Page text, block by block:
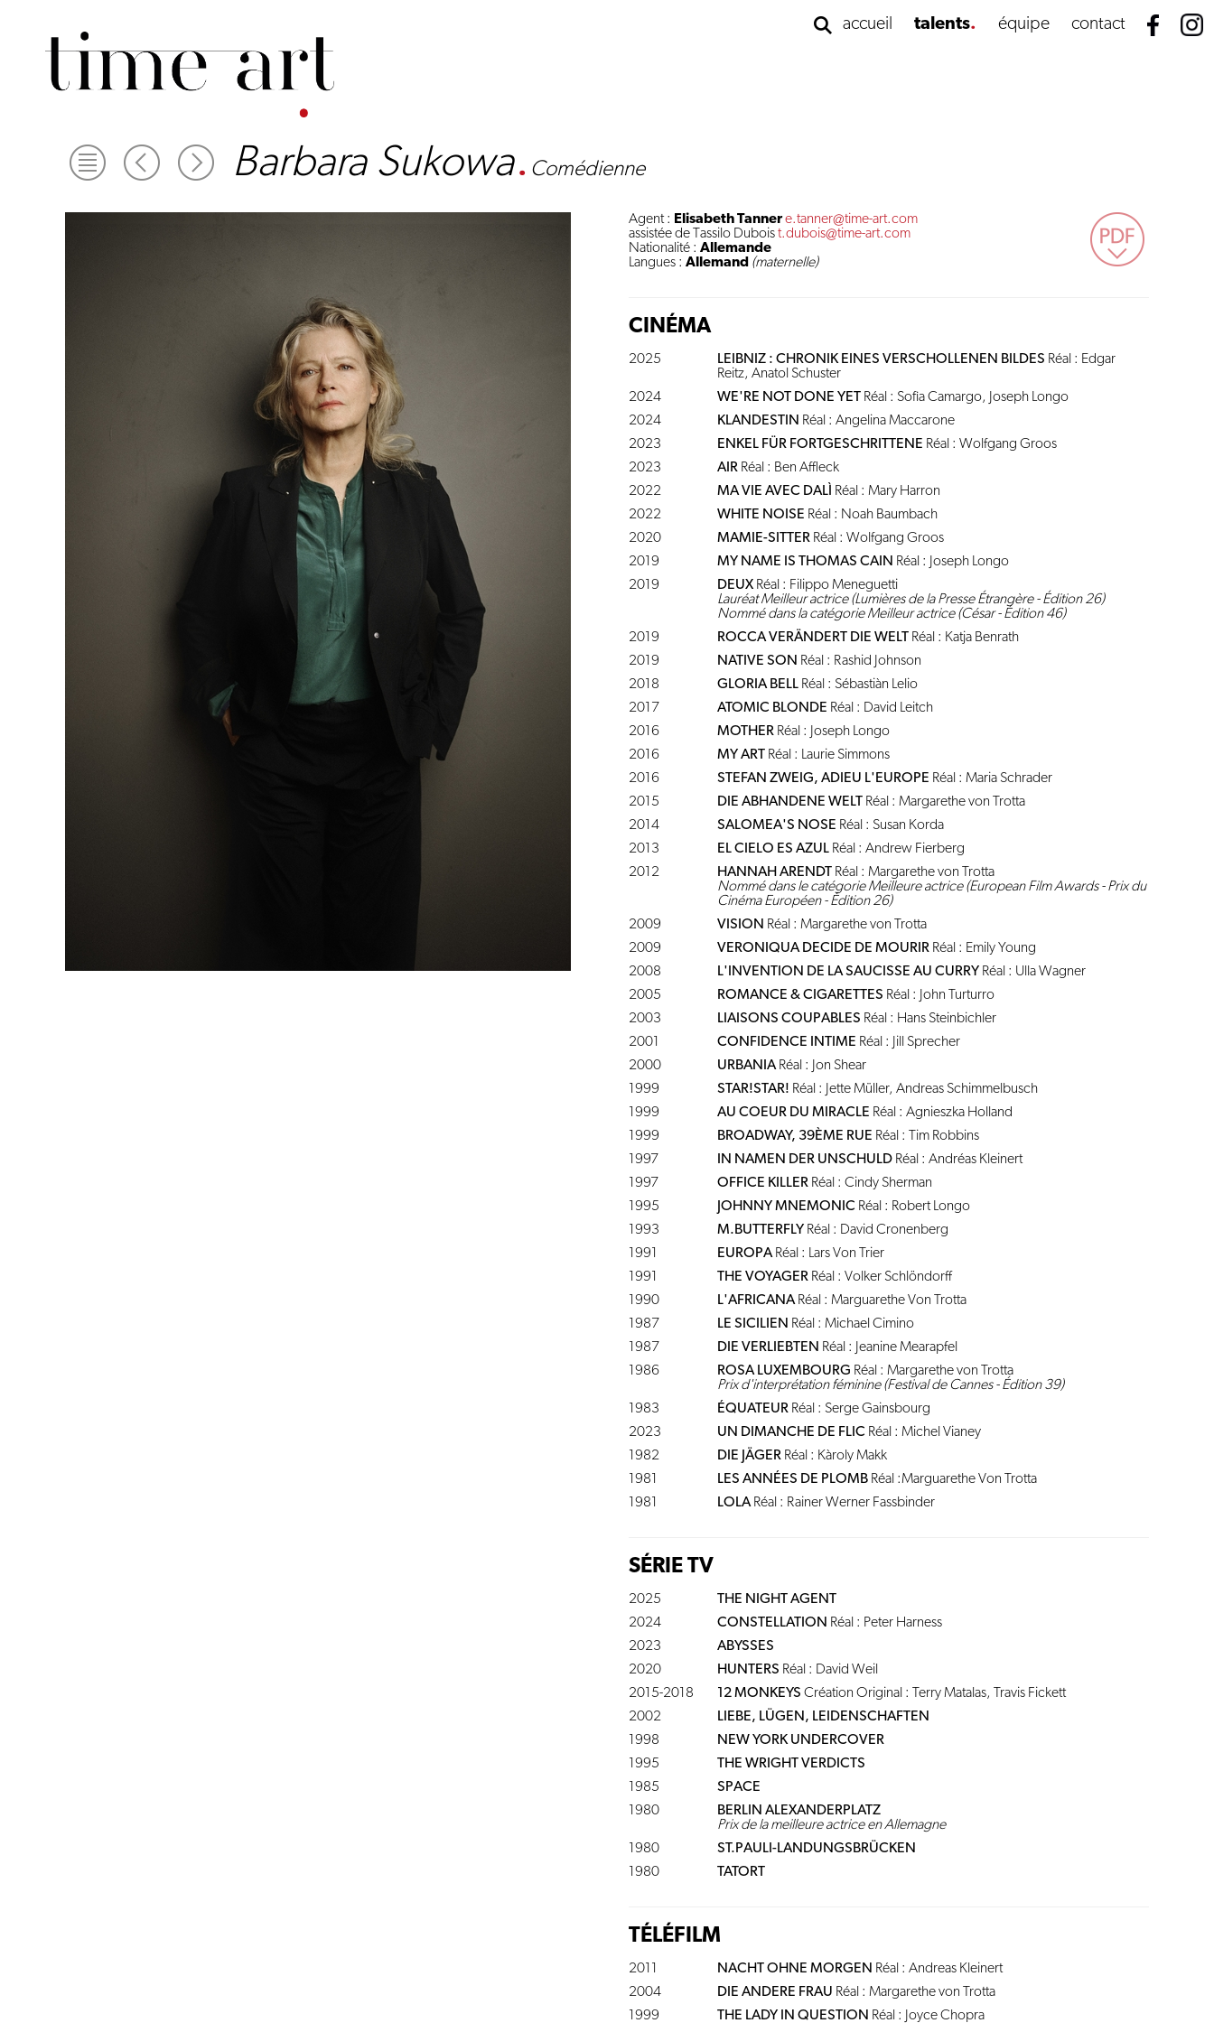
accueil talents équipe contact
Barbara Sukowa . Comédienne
Agent : Elisabeth Tannere.tanner@time-art.com
assistée de Tassilo Duboist.dubois@time-art.com
Nationalité : Allemande
Langues : Allemand (maternelle)
CINÉMA
2025 LEIBNIZ : CHRONIK EINES VERSCHOLLENEN BILDES Réal : Edgar
Reitz, Anatol Schuster
2024
WE'RE NOT DONE YET Réal : Sofia Camargo, Joseph Longo
2024
KLANDESTIN Réal : Angelina Maccarone
2023
ENKEL FÜR FORTGESCHRITTENE Réal : Wolfgang Groos
2023
AIR Réal : Ben Affleck
2022
MA VIE AVEC DALÌ Réal : Mary Harron
2022
WHITE NOISE Réal : Noah Baumbach
2020
MAMIE-SITTER Réal : Wolfgang Groos
2019
MY NAME IS THOMAS CAIN Réal : Joseph Longo
2019
DEUX Réal : Filippo Meneguetti
Lauréat Meilleur actrice (Lumières de la Presse Étrangère - Édition 26)
Nommé dans la catégorie Meilleur actrice (César - Édition 46)
2019
ROCCA VERÄNDERT DIE WELT Réal : Katja Benrath
2019
NATIVE SON Réal : Rashid Johnson
2018
GLORIA BELL Réal : Sébastiàn Lelio
2017
ATOMIC BLONDE Réal : David Leitch
2016
MOTHER Réal : Joseph Longo
2016
MY ART Réal : Laurie Simmons
2016
STEFAN ZWEIG, ADIEU L'EUROPE Réal : Maria Schrader
2015
DIE ABHANDENE WELT Réal : Margarethe von Trotta
2014
SALOMEA'S NOSE Réal : Susan Korda
2013
EL CIELO ES AZUL Réal : Andrew Fierberg
2012
HANNAH ARENDT Réal : Margarethe von Trotta
Nommé dans le catégorie Meilleure actrice (European Film Awards - Prix du
Cinéma Européen - Édition 26)
2009
VISION Réal : Margarethe von Trotta
2009
VERONIQUA DECIDE DE MOURIR Réal : Emily Young
2008
L'INVENTION DE LA SAUCISSE AU CURRY Réal : Ulla Wagner
2005
ROMANCE & CIGARETTES Réal : John Turturro
2003
LIAISONS COUPABLES Réal : Hans Steinbichler
2001
CONFIDENCE INTIME Réal : Jill Sprecher
2000
URBANIARéal : Jon Shear
1999
STAR!STAR! Réal : Jette Müller, Andreas Schimmelbusch
1999
AU COEUR DU MIRACLE Réal : Agnieszka Holland
1999
BROADWAY, 39ÈME RUE Réal : Tim Robbins
1997
IN NAMEN DER UNSCHULD Réal : Andréas Kleinert
1997
OFFICE KILLER Réal : Cindy Sherman
1995
JOHNNY MNEMONIC Réal : Robert Longo
1993
M.BUTTERFLY Réal : David Cronenberg
1991
EUROPARéal : Lars Von Trier
1991
THE VOYAGER Réal : Volker Schlöndorff
1990
L'AFRICANARéal : Marguarethe Von Trotta
1987
LE SICILIEN Réal : Michael Cimino
1987
DIE VERLIEBTEN Réal : Jeanine Mearapfel
1986
ROSA LUXEMBOURG Réal : Margarethe von Trotta
Prix d'interprétation féminine (Festival de Cannes - Édition 39)
1983
ÉQUATEUR Réal : Serge Gainsbourg
2023
UN DIMANCHE DE FLIC Réal : Michel Vianey
1982
DIE JÄGER Réal : Kàroly Makk
1981
LES ANNÉES DE PLOMB Réal :Marguarethe Von Trotta
1981
LOLARéal : Rainer Werner Fassbinder
SÉRIE TV
2025
THE NIGHT AGENT
2024
CONSTELLATION Réal : Peter Harness
2023
ABYSSES
2020
HUNTERS Réal : David Weil
2015-2018
12 MONKEYS Création Original : Terry Matalas, Travis Fickett
2002
LIEBE, LÜGEN, LEIDENSCHAFTEN
1998
NEW YORK UNDERCOVER
1995
THE WRIGHT VERDICTS
1985
SPACE
1980
BERLIN ALEXANDERPLATZ
Prix de la meilleure actrice en Allemagne
1980
ST.PAULI-LANDUNGSBRÜCKEN
1980
TATORT
TÉLÉFILM
2011 NACHT OHNE MORGEN Réal : Andreas Kleinert
2004
DIE ANDERE FRAU Réal : Margarethe von Trotta
1999
THE LADY IN QUESTION Réal : Joyce Chopra